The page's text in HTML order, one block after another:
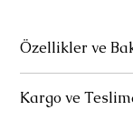
Özellikler ve
Parfüm ve deterjan
Kargo ve